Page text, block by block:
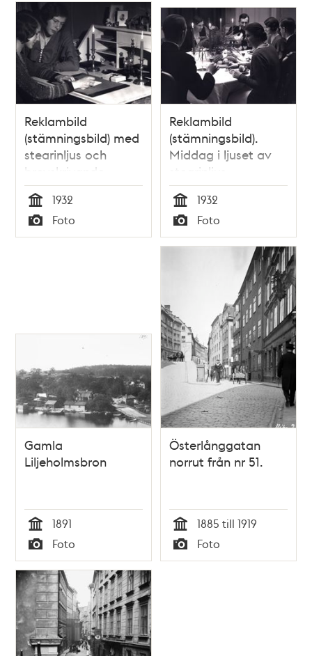
Reklambild
(stämningsbild) med
stearinljus och
brevskrivande
ungdomar.
Tid
1932
Typ
Foto
Reklambild
(stämningsbild).
Middag i ljuset av
stearinljus.
Tid
1932
Typ
Foto
Gamla
Liljeholmsbron
Tid
1891
Typ
Foto
Österlånggatan
norrut från nr 51.
Tid
1885 till 1919
Typ
Foto